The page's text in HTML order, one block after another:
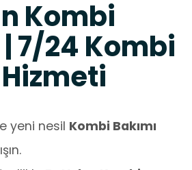
Kombi
| 7/24 Kombi
yeni nesil Kombi Bakımı